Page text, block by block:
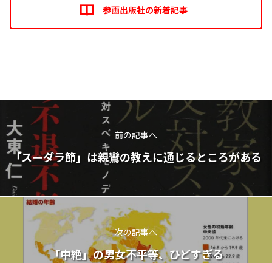
参画出版社の新着記事
前の記事へ
「スーダラ節」は親鸞の教えに通じるところがある
次の記事へ
「中絶」の男女不平等、ひどすぎる